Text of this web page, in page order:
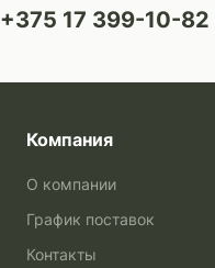
+375 17 399-10-82
Компания
О компании
График поставок
Контакты